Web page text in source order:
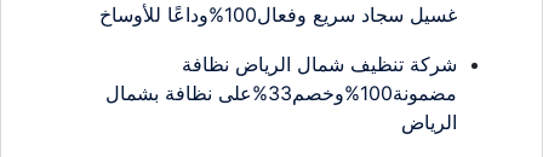
غسيل سجاد سريع وفعال100%وداعًا للأوساخ
شركة تنظيف شمال الرياض نظافة
مضمونة100%وخصم33%على نظافة بشمال
الرياض